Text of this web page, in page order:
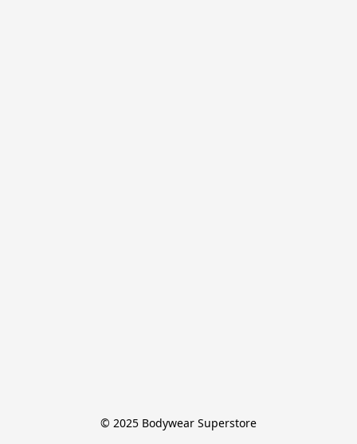
© 2025 Bodywear Superstore